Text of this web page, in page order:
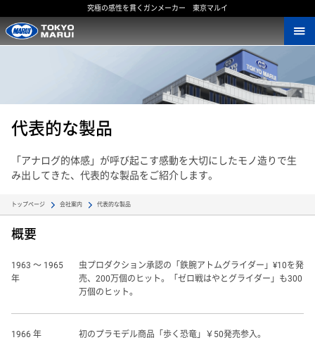
究極の感性を貫くガンメーカー 東京マルイ
代表的な製品
「アナログ的体感」が呼び起こす感動を大切にしたモノ造りで生
み出してきた、代表的な製品をご紹介します。
トップページ 会社案内 代表的な製品
概要
1963 〜 1965
年
虫プロダクション承認の「鉄腕アトムグライダー」¥10を発
売、200万個のヒット。「ゼロ戦はやとグライダー」も300
万個のヒット。
1966 年 初のプラモデル商品「歩く恐竜」￥50発売参入。